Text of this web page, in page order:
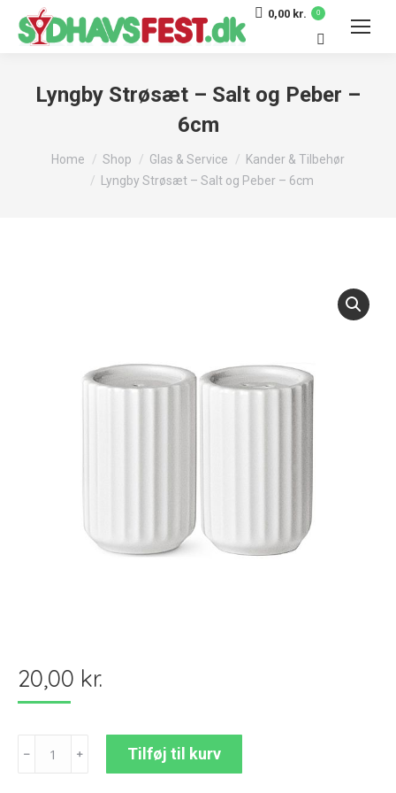
0,00 kr. 0
Search:
Lyngby Strøsæt – Salt og Peber –
6cm
You are here:
Home Shop Glas & Service
Kander & Tilbehør
Lyngby Strøsæt – Salt og Peber – 6cm
20,00 kr.
﹣ ﹢ Tilføj til kurv